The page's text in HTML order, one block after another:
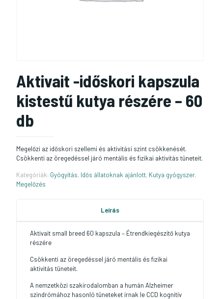
Aktivait -időskori kapszula
kistestű kutya részére – 60
db
Megelőzi az időskori szellemi és aktivitási szint csökkenését.
Csökkenti az öregedéssel járó mentális és fizikai aktivitás tüneteit.
Kategóriák: Gyógyítás, Idős állatoknak ajánlott, Kutya gyógyszer,
Megelőzés
Leírás
Aktivait small breed 60 kapszula – Étrendkiegészítő kutya
részére
Csökkenti az öregedéssel járó mentális és fizikai
aktivitás tüneteit.
A nemzetközi szakirodalomban a humán Alzheimer
szindrómához hasonló tüneteket írnak le CCD kognitív